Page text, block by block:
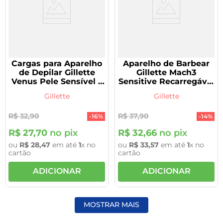
Cargas para Aparelho
de Depilar Gillette
Venus Pele Sensível 2
Gillette
R$ 32,90 -16%
R$ 27,70 no pix
ou R$ 28,47 em até 1x no
cartão
ADICIONAR
Aparelho de Barbear
Gillette Mach3
Sensitive Recarregável
Gillette
R$ 37,90 -14%
R$ 32,66 no pix
ou R$ 33,57 em até 1x no
cartão
ADICIONAR
MOSTRAR MAIS